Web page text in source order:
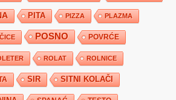
PITA PIZZA PLAZMA
POSNO POVRĆE
ROLAT ROLNICE
SIR SITNI KOLAČI